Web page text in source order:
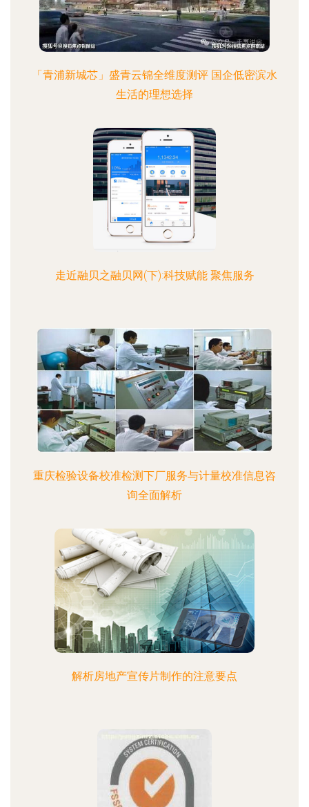
「青浦新城芯」盛青云锦全维度测评 国企低密滨水
生活的理想选择
走近融贝之融贝网(下):科技赋能 聚焦服务
重庆检验设备校准检测下厂服务与计量校准信息咨
询全面解析
解析房地产宣传片制作的注意要点